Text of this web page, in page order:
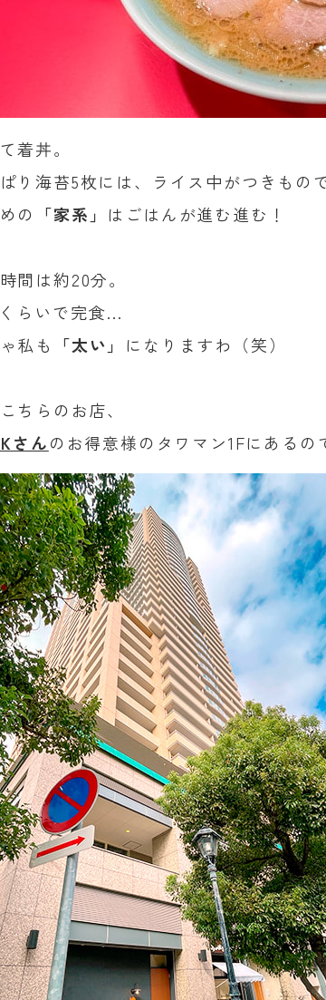
着丼。
り海苔5枚には、ライス中がつきもの
の 「家系」 はごはんが進む進む！
間は約20分。
らいで完食…
私も
「太い」 になりますわ（笑）
ちらのお店、
さんのお得意様のタワマン1Fにあるの